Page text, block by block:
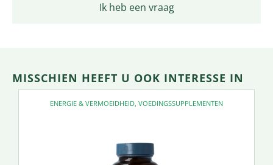
Ik heb een vraag
MISSCHIEN HEEFT U OOK INTERESSE IN
ENERGIE & VERMOEIDHEID, VOEDINGSSUPPLEMENTEN